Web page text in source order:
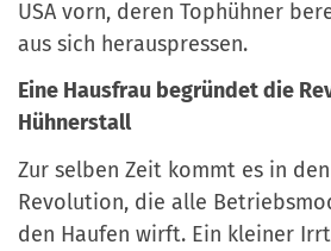
USA vorn, deren Tophühner
aus sich herauspressen.
Eine Hausfrau begründet die
Hühnerstall
Zur selben Zeit kommt es in
Revolution, die alle
den Haufen wirft. Ein kleiner